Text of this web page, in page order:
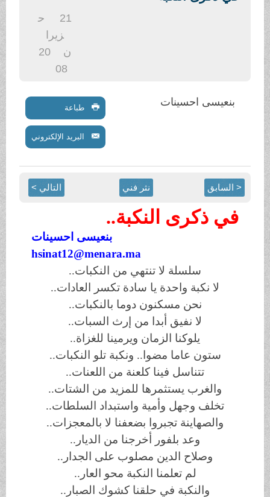
زيرا
بنعيسى احسينات طباعة
البريد الإلكتروني
< السابق نثر فني التالي >
في ذكرى النكبة..
بنعيسى احسينات
hsinat12@menara.ma
سلسلة لا تنتهي من النكبات..
لا نكبة واحدة يا سادة تكسر العادات..
نحن مسكنون دوما بالنكبات..
لا نفيق أبدا من إرث السبات..
يلوكنا الزمان ويرمينا للغزاة..
ستون عاما مضوا.. ونكبة تلو النكبات..
تتناسل فينا كلعنة من اللعنات..
والغرب يستثمرها للمزيد من الشتات..
تخلف وجهل وأمية واستبداد السلطات..
والصهاينة تجبروا بضعفنا لا بالمعجزات..
وعد بلفور أخرجنا من الديار..
وصلاح الدين مصلوب على الجدار..
لم تعلمنا النكبة محو العار..
والنكبة في حلقنا كشوك الصبار..